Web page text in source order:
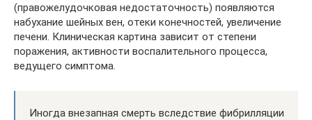
(правожелудочковая недостаточность) появляются
набухание шейных вен, отеки конечностей, увеличение
печени. Клиническая картина зависит от степени
поражения, активности воспалительного процесса,
ведущего симптома.
Иногда внезапная смерть вследствие фибрилляции